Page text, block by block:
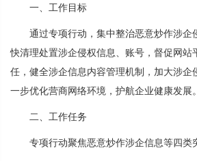
一、工作目标
通过专项行动，集中整治恶意炒作涉企
快清理处置涉企侵权信息、账号，督促网站
任，健全涉企信息内容管理机制，加大涉企
一步优化营商网络环境，护航企业健康发展。
二、工作任务
专项行动聚焦恶意炒作涉企信息等四类